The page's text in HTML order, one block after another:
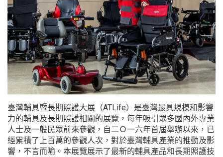
臺灣輔具暨長期照護大展（ATLife）是臺灣最具規模和影響
力的輔具及長期照護相關的展覽，每年吸引眾多國內外專業
人士及一般民眾前來參觀，自二Ｏ一六年首屆舉辦以來，已
經累積了上百萬的參觀人次，對於臺灣輔具產業的推動及影
響，不言而喻。本展覽展示了最新的輔具產品和長期照護技